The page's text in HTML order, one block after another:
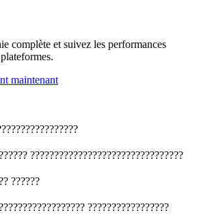
complète et suivez les performances
maintenant
????????????????????????????????
??????
?????????????????